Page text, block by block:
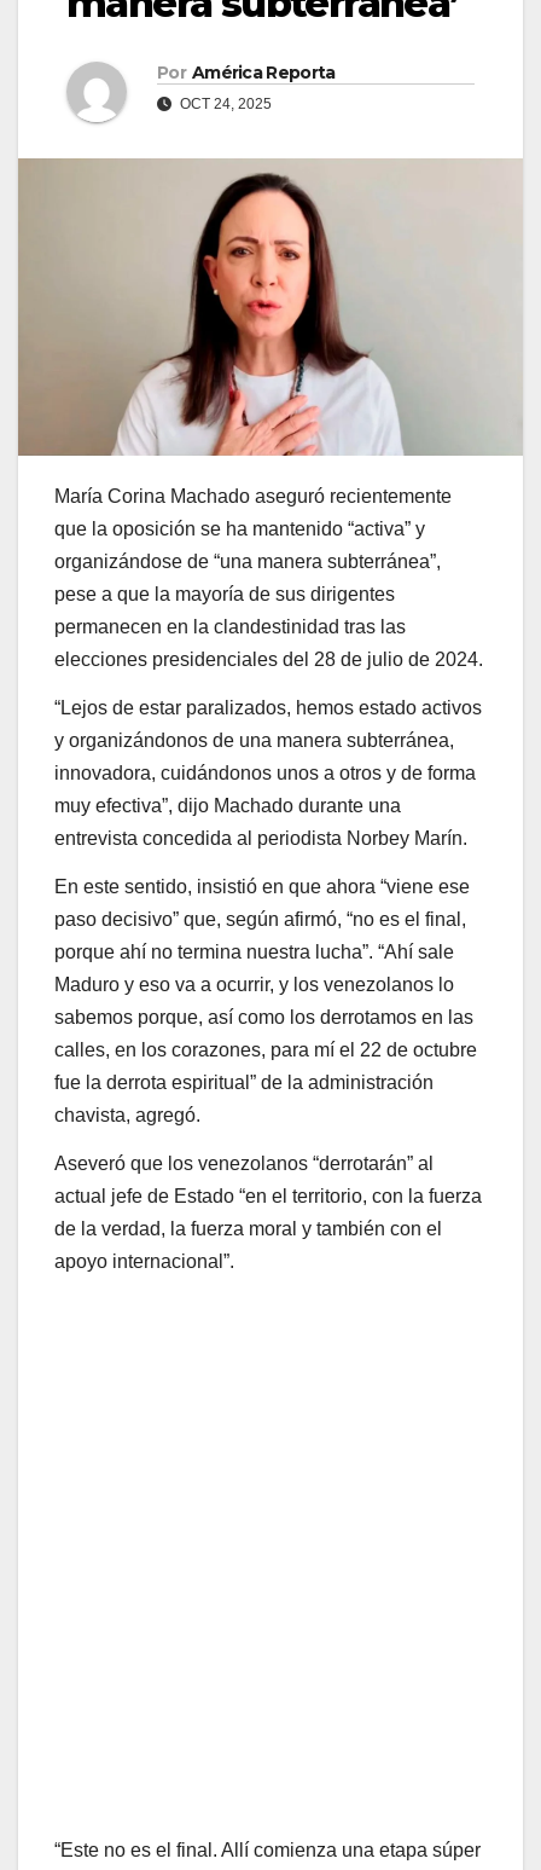
Por América Reporta
OCT 24, 2025
María Corina Machado aseguró recientemente
que la oposición se ha mantenido “activa” y
organizándose de “una manera subterránea”,
pese a que la mayoría de sus dirigentes
permanecen en la clandestinidad tras las
elecciones presidenciales del 28 de julio de 2024.
“Lejos de estar paralizados, hemos estado activos
y organizándonos de una manera subterránea,
innovadora, cuidándonos unos a otros y de forma
muy efectiva”, dijo Machado durante una
entrevista concedida al periodista Norbey Marín.
En este sentido, insistió en que ahora “viene ese
paso decisivo” que, según afirmó, “no es el final,
porque ahí no termina nuestra lucha”. “Ahí sale
Maduro y eso va a ocurrir, y los venezolanos lo
sabemos porque, así como los derrotamos en las
calles, en los corazones, para mí el 22 de octubre
fue la derrota espiritual” de la administración
chavista, agregó.
Aseveró que los venezolanos “derrotarán” al
actual jefe de Estado “en el territorio, con la fuerza
de la verdad, la fuerza moral y también con el
apoyo internacional”.
“Este no es el final. Allí comienza una etapa súper